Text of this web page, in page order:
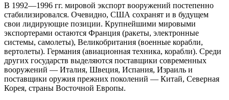
В 1992—1996 гг. мировой экспорт вооружений постепенно
стабилизировался. Очевидно, США сохранят и в будущем
свои лидирующие позиции. Крупнейшими мировыми
экспортерами остаются Франция (ракеты, электронные
системы, самолеты), Великобритания (военные корабли,
вертолеты). Германия (авиационная техника, корабли). Среди
других государств выделяются поставщики современных
вооружений — Италия, Швеция, Испания, Израиль и
поставщики оружия прежних поколений — Китай, Северная
Корея, страны Восточной Европы.